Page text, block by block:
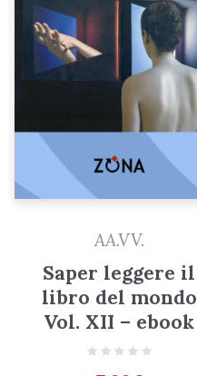
AA.VV.
Saper leggere il
libro del mondo
Vol. XII – ebook